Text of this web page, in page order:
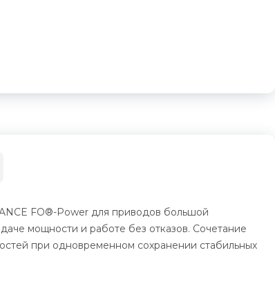
FO®-Power для приводов большой
мощности и работе без отказов. Сочетание
при одновременном сохранении стабильных